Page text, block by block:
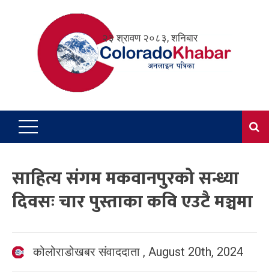
२३ श्रावण २०८३, शनिबार
साहित्य संगम मकवानपुरको सन्ध्या
दिवसः चार पुस्ताका कवि एउटै मञ्चमा
कोलोराडोखबर संवाददाता , August 20th, 2024